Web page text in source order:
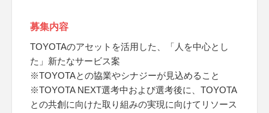
募集内容
TOYOTAのアセットを活用した、「人を中心とし
た」新たなサービス案
※TOYOTAとの協業やシナジーが見込めること
※TOYOTA NEXT選考中および選考後に、TOYOTA
との共創に向けた取り組みの実現に向けてリソース